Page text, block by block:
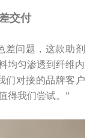
交付
问题，这款助剂
均匀渗透到纤维内
们对接的品牌客户
得我们尝试。”